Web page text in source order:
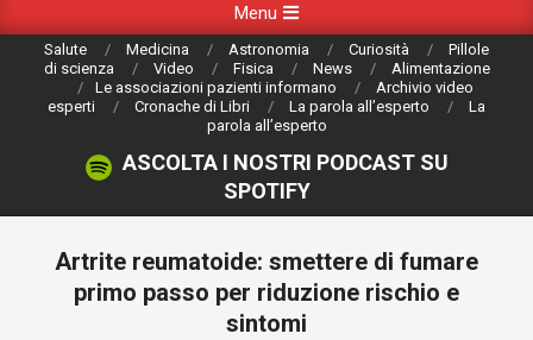
Navigation
Menu
Salute Medicina Astronomia Curiosità
Pillole
di scienza
Video Fisica News
Alimentazione
Le associazioni pazienti informano
Archivio video
esperti
Cronache di Libri La parola all’esperto
La
parola all’esperto
ASCOLTA I NOSTRI PODCAST SU
SPOTIFY
Artrite reumatoide: smettere di fumare
primo passo per riduzione rischio e
sintomi